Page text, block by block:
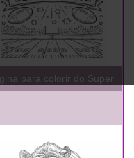
de Inverno de 2026
para colorir do Super